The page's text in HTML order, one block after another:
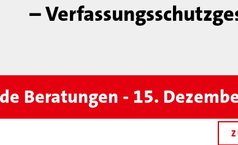
–
Beratungen - 15.